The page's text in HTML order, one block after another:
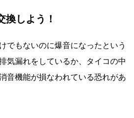
換しよう！
でもないのに爆音になったという
気漏れをしているか、タイコの中
音機能が損なわれている恐れがあ